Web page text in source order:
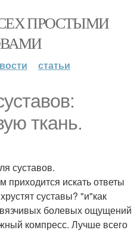
ПРОСТЫМИ
статьи
ткань.
суставов.
искать ответы
суставы? "и"как
болевых ощущений
компресс. Лучше всего